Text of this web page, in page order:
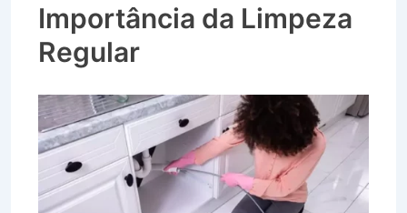
Importância da Limpeza
Regular